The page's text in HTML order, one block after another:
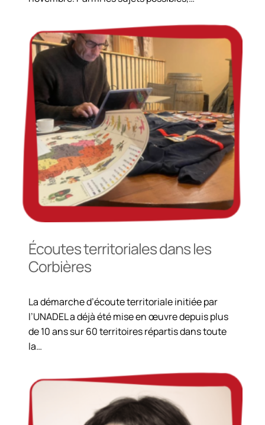
Écoutes territoriales dans les
Corbières
La démarche d’écoute territoriale initiée par
l’UNADEL a déjà été mise en œuvre depuis plus
de 10 ans sur 60 territoires répartis dans toute
la…